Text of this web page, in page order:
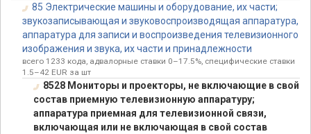
85 Электрические машины и оборудование, их части;
звукозаписывающая и звуковоспроизводящая аппаратура,
аппаратура для записи и воспроизведения телевизионного
изображения и звука, их части и принадлежности
всего 1233 кода, адвалорные ставки 0–17.5%, специфические ставки
1.5–42 EUR за шт
8528 Мониторы и проекторы, не включающие в свой
состав приемную телевизионную аппаратуру;
аппаратура приемная для телевизионной связи,
включающая или не включающая в свой состав